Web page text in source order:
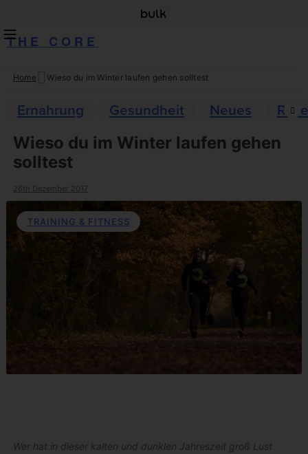
THE CORE
Skip
content
Home Wieso du im Winter laufen gehen solltest
Ernahrung Gesundheit Neues
Wieso du im Winter laufen gehen
solltest
26th Dezember 2017
TRAINING & FITNESS
Wer hat in dieser kalten und dunklen Jahreszeit groß Lust